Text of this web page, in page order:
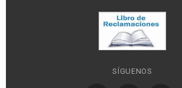
SÍGUENOS